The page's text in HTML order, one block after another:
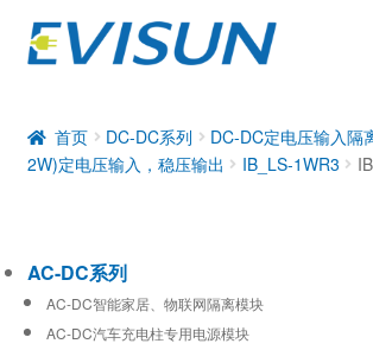
DC-DC系列
工业通信模块
首页 DC-DC系列 DC-DC定电压输入隔
2W)定电压输入，稳压输出
IB_LS-1WR3
AC-DC系列
AC-DC智能家居、物联网隔离模块
AC-DC汽车充电柱专用电源模块